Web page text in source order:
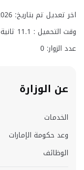
اخر تعديل تم بتاريخ: 08/06/2026 01:28 م
وقت التحميل : 11.1 ثانية
عدد الزوار: 0
عن الوزارة
الخدمات
وعد حكومة الإمارات
الوظائف